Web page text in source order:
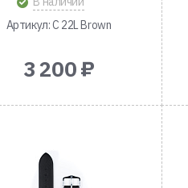
Артикул: C 22L Brown
3 200 ₽